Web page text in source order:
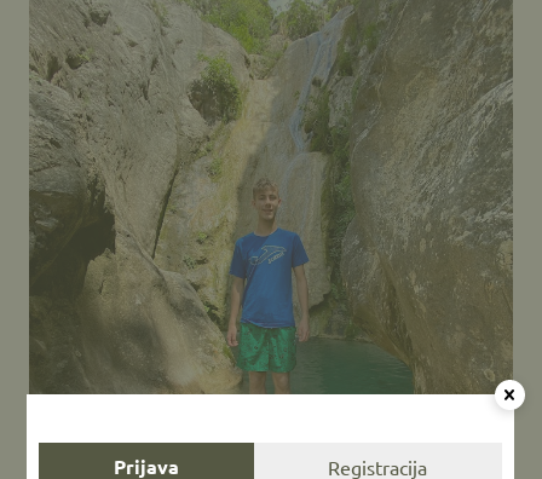
Prijava Registracija